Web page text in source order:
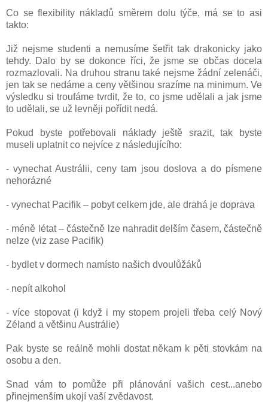
Co se flexibility nákladů směrem dolu týče, má se to asi
takto:
Již nejsme studenti a nemusíme šetřit tak drakonicky jako
tehdy. Dalo by se dokonce říci, že jsme se občas docela
rozmazlovali. Na druhou stranutaké nejsme žádní zelenáči,
jen tak se nedáme a ceny většinou srazíme na minimum. Ve
výsledku si troufáme tvrdit, že to, co jsme udělali a jak jsme
to udělali, se už levněji pořídit nedá.
Pokud byste potřebovali náklady ještě srazit, tak byste
museli uplatnit co nejvíce z následujícího:
- vynechat Austrálii, ceny tam jsou doslova a do písmene
nehorázné
- vynechat Pacifik – pobyt celkem jde, ale drahá je doprava
- méně létat – částečně lze nahradit delším časem, částečně
nelze (viz zase Pacifik)
- bydlet v dormech namísto našich dvoulůžáků
- nepít alkohol
- více stopovat (i když i my stopem projeli třeba celý Nový
Zéland a většinu Austrálie)
Pak byste se reálně mohli dostat někam k pěti stovkám na
osobu a den.
Snad vám to pomůže při plánování vašich cest...anebo
přinejmenším ukojí vaší zvědavost.